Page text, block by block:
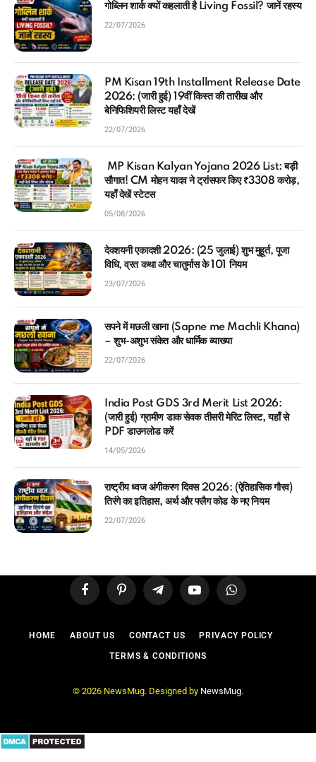
गोब्लिन शार्क क्यों कहलाती है Living Fossil? जानें रहस्य
22/07/2026
PM Kisan 19th Installment Release Date
2026: (जारी हुई) 19वीं किस्त की तारीख और
बेनिफिशियरी लिस्ट यहाँ देखें
22/07/2026
MP Kisan Kalyan Yojana 2026 List: बड़ी
सौगात! CM मोहन यादव ने ट्रांसफर किए ₹3308 करोड़,
यहाँ देखें स्टेटस
05/08/2026
देवशयनी एकादशी 2026: (25 जुलाई) शुभ मुहूर्त, पूजा
विधि, व्रत कथा और चातुर्मास के 101 नियम
23/07/2026
सपने में मछली खाना (Sapne me Machli Khana)
– शुभ-अशुभ संकेत और धार्मिक व्याख्या
22/07/2026
India Post GDS 3rd Merit List 2026:
(जारी हुई) ग्रामीण डाक सेवक तीसरी मेरिट लिस्ट, यहाँ से
PDF डाउनलोड करें
14/05/2026
राष्ट्रीय ध्वज अंगीकरण दिवस 2026: (ऐतिहासिक गौरव)
तिरंगे का इतिहास, अर्थ और फ्लैग कोड के नए नियम
22/07/2026
FacebookPinterest TelegramYouTubeWhatsApp
HOME ABOUT US CONTACT US PRIVACY POLICY
TERMS & CONDITIONS
© 2026 NewsMug. Designed by NewsMug.